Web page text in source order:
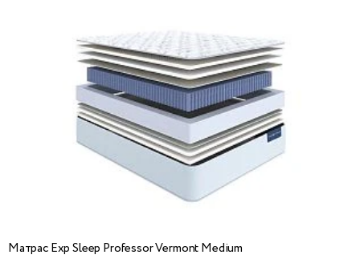
Матрас Exp Sleep Professor Vermont Medium